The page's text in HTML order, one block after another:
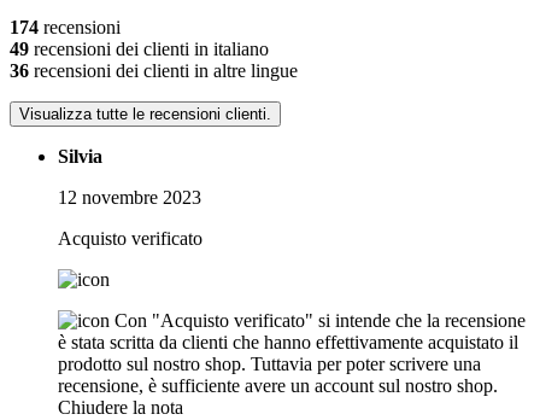
174 recensioni
49 recensioni dei clienti in italiano
36 recensioni dei clienti in altre lingue
Visualizza tutte le recensioni clienti.
Silvia
12 novembre 2023
Acquisto verificato
Con "Acquisto verificato" si intende che la recensione
è stata scritta da clienti che hanno effettivamente acquistato il
prodotto sul nostro shop. Tuttavia per poter scrivere una
recensione, è sufficiente avere un account sul nostro shop.
Chiudere la nota